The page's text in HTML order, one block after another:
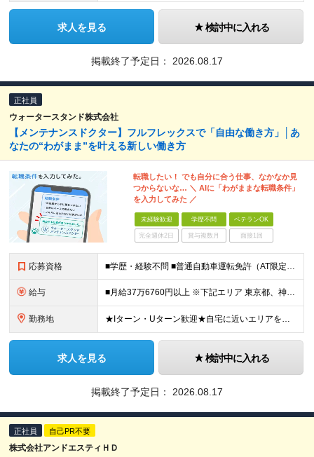
求人を見る 検討中に入れる
掲載終了予定日： 2026.08.17
正社員
ウォータースタンド株式会社
【メンテナンスドクター】フルフレックスで「自由な働き方」│あ
なたの“わがまま”を叶える新しい働き方
転職したい！ でも自分に合う仕事、なかなか見
つからないな… ＼ AIに「わがままな転職条件」
を入力してみた ／
未経験歓迎 学歴不問 ベテランOK
完全週休2日 賞与複数月 面接1回
応募資格 ■学歴・経験不問 ■普通自動車運転免許（AT限定可） ■未経験歓迎 ■ブランクOK ー－－－－－－－－－－－－－－－－－ 【私たちのミッション・ビジョンに共感していただける方】 ー－－－－－－－－
給与 ■月給37万6760円以上 ※下記エリア 東京都、神奈川県、愛知県（名古屋市）、大阪府、京都府、兵庫県、滋賀県、和歌山県 ■月給35万6760円以上 ※上記エリア以外 ※経験・能力を考慮して決定。
勤務地 ★Iターン・Uターン歓迎★自宅に近いエリアを選べます 神奈川/愛知/三重/岐阜/静岡/山梨/大阪/埼玉/千葉/京都/滋賀/島根/兵庫 ■関東 東京都/台東区、世田谷区 神奈川県/横浜市、川崎市、相模
求人を見る 検討中に入れる
掲載終了予定日： 2026.08.17
正社員 自己PR不要
株式会社アンドエスティＨＤ